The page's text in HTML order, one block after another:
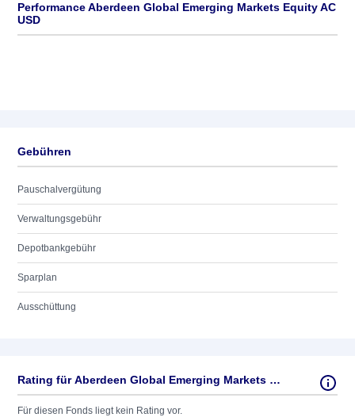
Performance Aberdeen Global Emerging Markets Equity AC
USD
Gebühren
Pauschalvergütung
Verwaltungsgebühr
Depotbankgebühr
Sparplan
Ausschüttung
Rating für Aberdeen Global Emerging Markets Equity AC USD
Für diesen Fonds liegt kein Rating vor.